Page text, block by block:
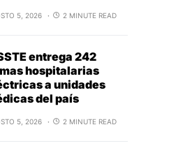
5, 2026 2 MINUTE READ
entrega 242
hospitalarias
a unidades
del país
5, 2026 2 MINUTE READ